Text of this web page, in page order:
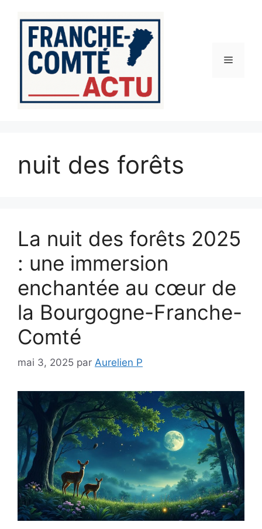
contenu
Menu
nuit des forêts
La nuit des forêts 2025
: une immersion
enchantée au cœur de
la Bourgogne-Franche-
Comté
mai 3, 2025 par Aurelien P